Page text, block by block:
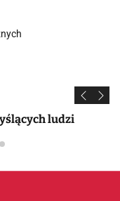
ludzi